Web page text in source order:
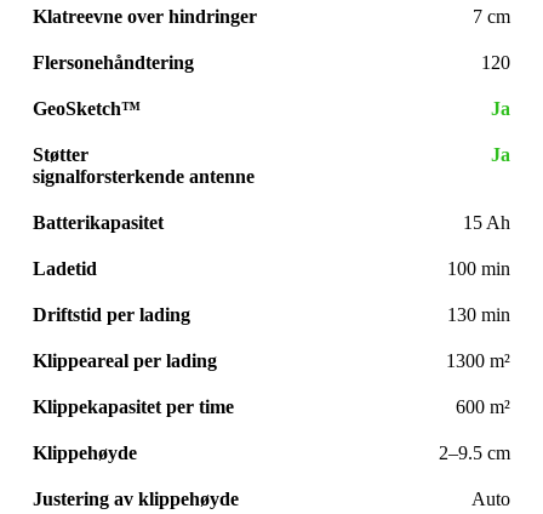
Klatreevne over hindringer 7 cm
Flersonehåndtering 120
GeoSketch™ Ja
Støtter
signalforsterkende antenne
Ja
Batterikapasitet 15 Ah
Ladetid 100 min
Driftstid per lading 130 min
Klippeareal per lading 1300 m²
Klippekapasitet per time 600 m²
Klippehøyde 2–9.5 cm
Justering av klippehøyde Auto